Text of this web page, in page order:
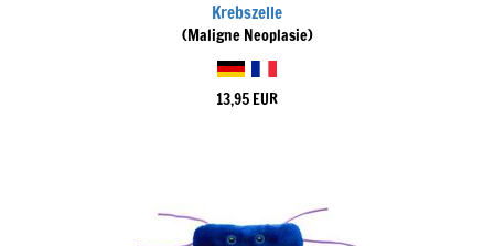
Krebszelle
(Maligne Neoplasie)
13,95 EUR